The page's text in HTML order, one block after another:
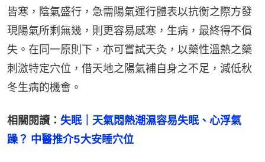
皆寒，陰氣盛行，急需陽氣運行體表以抗衡之際方發
現陽氣所剩無幾，則更容易感寒，生病，最終得不償
失。在同一原則下，亦可嘗試天灸，以藥性溫熱之藥
刺激特定穴位，借天地之陽氣補自身之不足，減低秋
冬生病的機會。
相關閱讀： 失眠｜天氣悶熱潮濕容易失眠、心浮氣
躁？ 中醫推介5大安睡穴位